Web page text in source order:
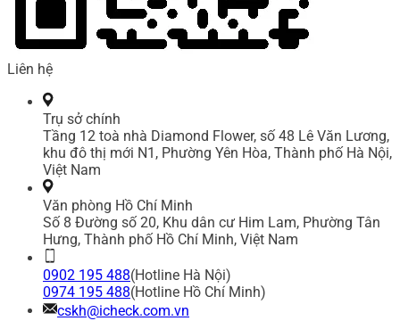
Liên hệ
Trụ sở chính
Tầng 12 toà nhà Diamond Flower, số 48 Lê Văn Lương,
khu đô thị mới N1, Phường Yên Hòa, Thành phố Hà Nội,
Việt Nam
Văn phòng Hồ Chí Minh
Số 8 Đường số 20, Khu dân cư Him Lam, Phường Tân
Hưng, Thành phố Hồ Chí Minh, Việt Nam
0902 195 488(Hotline Hà Nội)
0974 195 488(Hotline Hồ Chí Minh)
cskh@icheck.com.vn